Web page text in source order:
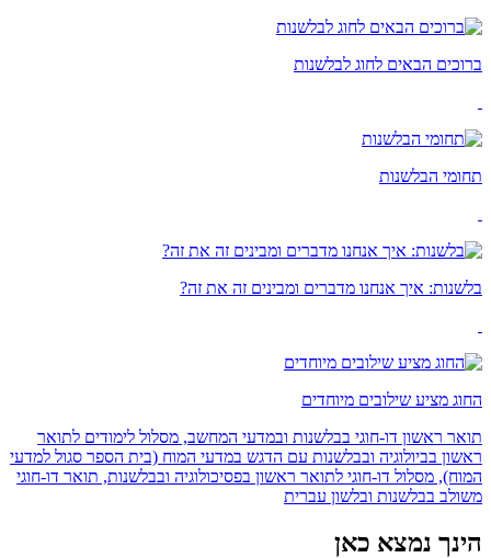
ברוכים הבאים לחוג לבלשנות
תחומי הבלשנות
בלשנות: איך אנחנו מדברים ומבינים זה את זה?
החוג מציע שילובים מיוחדים
תואר ראשון דו-חוגי בבלשנות ובמדעי המחשב, מסלול לימודים לתואר
ראשון בביולוגיה ובבלשנות עם הדגש במדעי המוח (בית הספר סגול למדעי
המוח), מסלול דו-חוגי לתואר ראשון בפסיכולוגיה ובבלשנות, תואר דו-חוגי
משולב בבלשנות ובלשון עברית
הינך נמצא כאן